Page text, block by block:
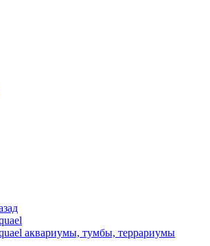
аквариумы, тумбы, террариумы